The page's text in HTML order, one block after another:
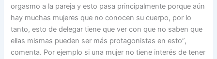
orgasmo a la pareja y esto pasa principalmente porque aún
hay muchas mujeres que no conocen su cuerpo, por lo
tanto, esto de delegar tiene que ver con que no saben que
ellas mismas pueden ser más protagonistas en esto”,
comenta. Por ejemplo si una mujer no tiene interés de tener